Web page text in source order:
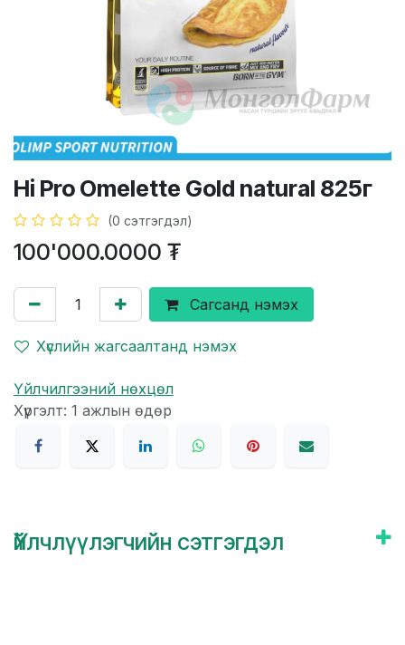
Hi Pro Omelette Gold natural 825г
(0 сэтгэгдэл)
100'000.0000 ₮
Сагсанд нэмэх
Хүслийн жагсаалтанд нэмэх
Үйлчилгээний нөхцөл
Хүргэлт: 1 ажлын өдөр
Үйлчлүүлэгчийн сэтгэгдэл